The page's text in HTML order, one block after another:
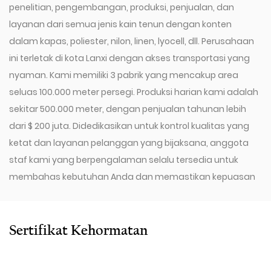
penelitian, pengembangan, produksi, penjualan, dan
layanan dari semua jenis kain tenun dengan konten
dalam kapas, poliester, nilon, linen, lyocell, dll. Perusahaan
ini terletak di kota Lanxi dengan akses transportasi yang
nyaman. Kami memiliki 3 pabrik yang mencakup area
seluas 100.000 meter persegi. Produksi harian kami adalah
sekitar 500.000 meter, dengan penjualan tahunan lebih
dari $ 200 juta. Didedikasikan untuk kontrol kualitas yang
ketat dan layanan pelanggan yang bijaksana, anggota
staf kami yang berpengalaman selalu tersedia untuk
membahas kebutuhan Anda dan memastikan kepuasan
serangkaian peralatan canggih, termasuk 600 alat tenun
Sertifikat Kehormatan